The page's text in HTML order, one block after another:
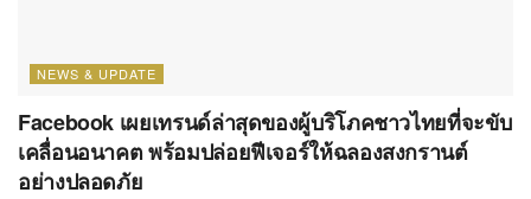
NEWS & UPDATE
Facebook เผยเทรนด์ล่าสุดของผู้บริโภคชาวไทยที่จะขับ
เคลื่อนอนาคต พร้อมปล่อยฟีเจอร์ให้ฉลองสงกรานต์
อย่างปลอดภัย